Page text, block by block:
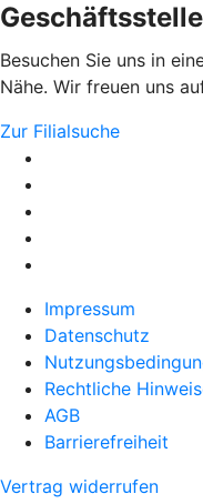
Besuchen Sie uns in
Nähe. Wir freuen uns
Zur Filialsuche
Impressum
Datenschutz
Rechtliche
AGB
Barrierefreiheit
Vertrag widerrufen